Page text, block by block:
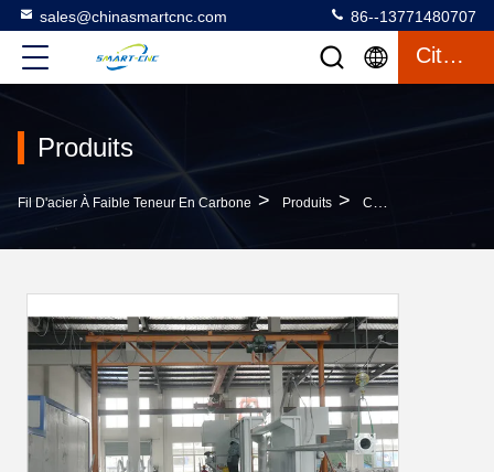
sales@chinasmartcnc.com 86--13771480707
Citation
Produits
Fil D'acier À Faible Teneur En Carbone > Produits > Chaîne De Production De Polonais Léger